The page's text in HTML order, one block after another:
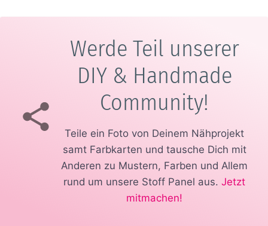
Werde Teil unserer
DIY & Handmade
Community!
Teile ein Foto von Deinem Nähprojekt
samt Farbkarten und tausche Dich mit
Anderen zu Mustern, Farben und Allem
rund um unsere Stoff Panel aus. Jetzt
mitmachen!